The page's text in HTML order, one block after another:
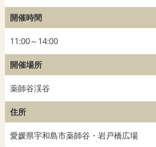
開催時間
11:00～14:00
開催場所
薬師谷渓谷
住所
愛媛県宇和島市薬師谷・岩戸橋広場